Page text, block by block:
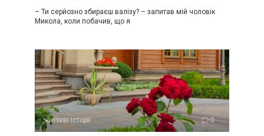
– Ти серйозно збираєш валізу? – запитав мій чоловік
Микола, коли побачив, що я
життєві історії 0